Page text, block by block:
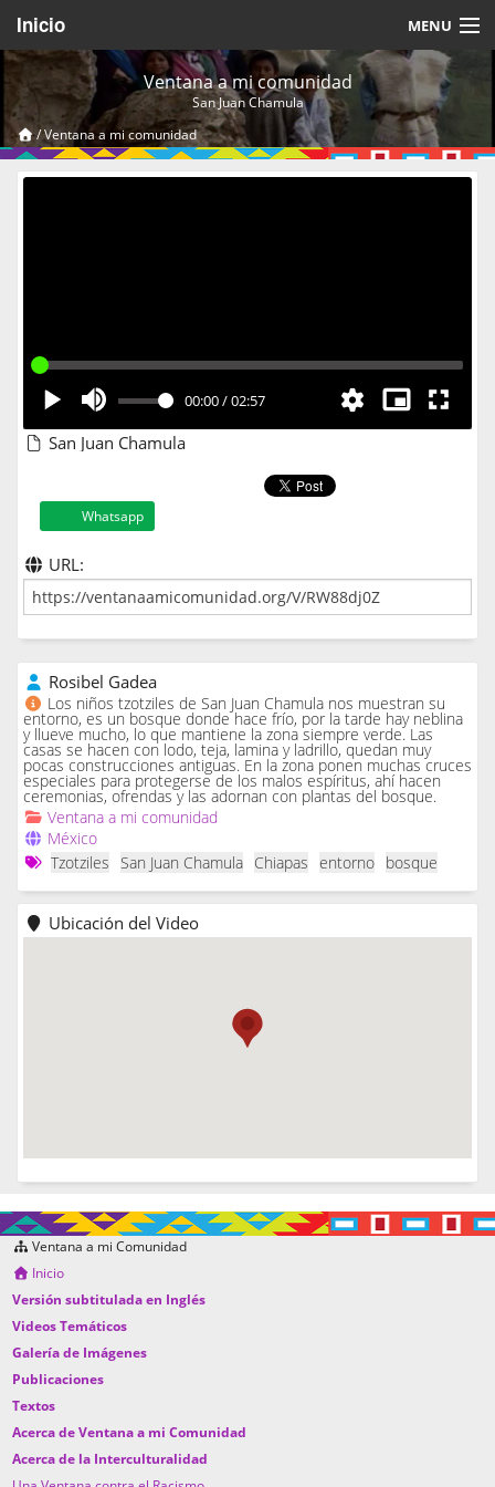
Inicio MENU
Acerca de
Videos Temáticos
Cerrar Sesión
Ventana a mi comunidad
San Juan Chamula
/Ventana a mi comunidad
00:00/02:57
San Juan Chamula
Whatsapp
URL:
Rosibel Gadea
Los niños tzotziles de San Juan Chamula nos muestran su
entorno, es un bosque donde hace frío, por la tarde hay neblina
y llueve mucho, lo que mantiene la zona siempre verde. Las
casas se hacen con lodo, teja, lamina y ladrillo, quedan muy
pocas construcciones antiguas. En la zona ponen muchas cruces
especiales para protegerse de los malos espíritus, ahí hacen
ceremonias, ofrendas y las adornan con plantas del bosque.
Ventana a mi comunidad
México
Tzotziles
San Juan Chamula Chiapas entorno bosque
Ubicación del Video
Ventana a mi Comunidad
Inicio
Versión subtitulada en Inglés
Videos Temáticos
Galería de Imágenes
Publicaciones
Textos
Acerca de Ventana a mi Comunidad
Acerca de la Interculturalidad